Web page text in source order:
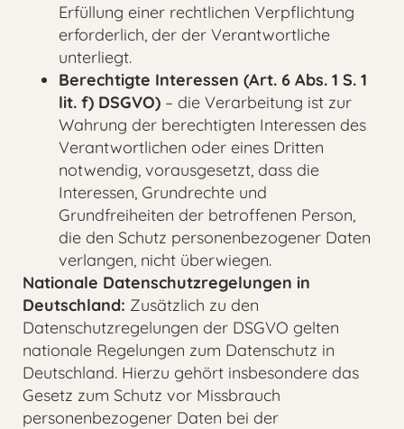
Erfüllung einer rechtlichen Verpflichtung
erforderlich, der der Verantwortliche
unterliegt.
Berechtigte Interessen (Art. 6 Abs. 1 S. 1
lit. f) DSGVO) – die Verarbeitung ist zur
Wahrung der berechtigten Interessen des
Verantwortlichen oder eines Dritten
notwendig, vorausgesetzt, dass die
Interessen, Grundrechte und
Grundfreiheiten der betroffenen Person,
die den Schutz personenbezogener Daten
verlangen, nicht überwiegen.
Nationale Datenschutzregelungen in
Deutschland: Zusätzlich zu den
Datenschutzregelungen der DSGVO gelten
nationale Regelungen zum Datenschutz in
Deutschland. Hierzu gehört insbesondere das
Gesetz zum Schutz vor Missbrauch
personenbezogener Daten bei der